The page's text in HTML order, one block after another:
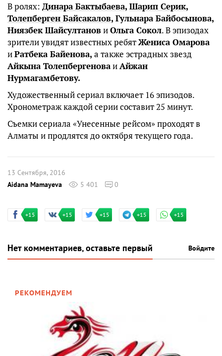
В ролях: Динара Бактыбаева, Шарип Серик,
Толепберген Байсакалов, Гульнара Байбосынова,
Ниязбек ШайсултановиОльга Сокол. В эпизодах
зрители увидят известных ребятЖениса Омарова
иРатбека Байенова, а также эстрадных звезд
Айкына ТолепбергеноваиАйжан
Нурмагамбетову.
Художественный сериал включает 16 эпизодов.
Хронометраж каждой серии составит 25 минут.
Съемки сериала «Унесенные рейсом» проходят в
Алматы и продлятся до октября текущего года.
13 Сентября, 2016
Aidana Mamayeva
5 401 0
+15 +15 +15 +15 +15
Нет комментариев, оставьте первый Войдите
РЕКОМЕНДУЕМ